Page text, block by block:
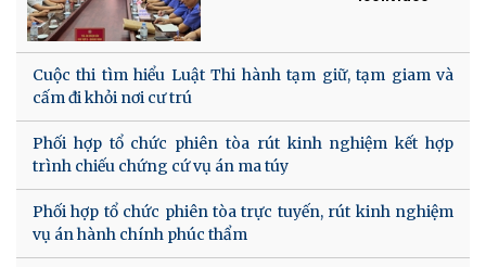
Cuộc thi tìm hiểu Luật Thi hành tạm giữ, tạm giam và
cấm đi khỏi nơi cư trú
Phối hợp tổ chức phiên tòa rút kinh nghiệm kết hợp
trình chiếu chứng cứ vụ án ma túy
Phối hợp tổ chức phiên tòa trực tuyến, rút kinh nghiệm
vụ án hành chính phúc thẩm